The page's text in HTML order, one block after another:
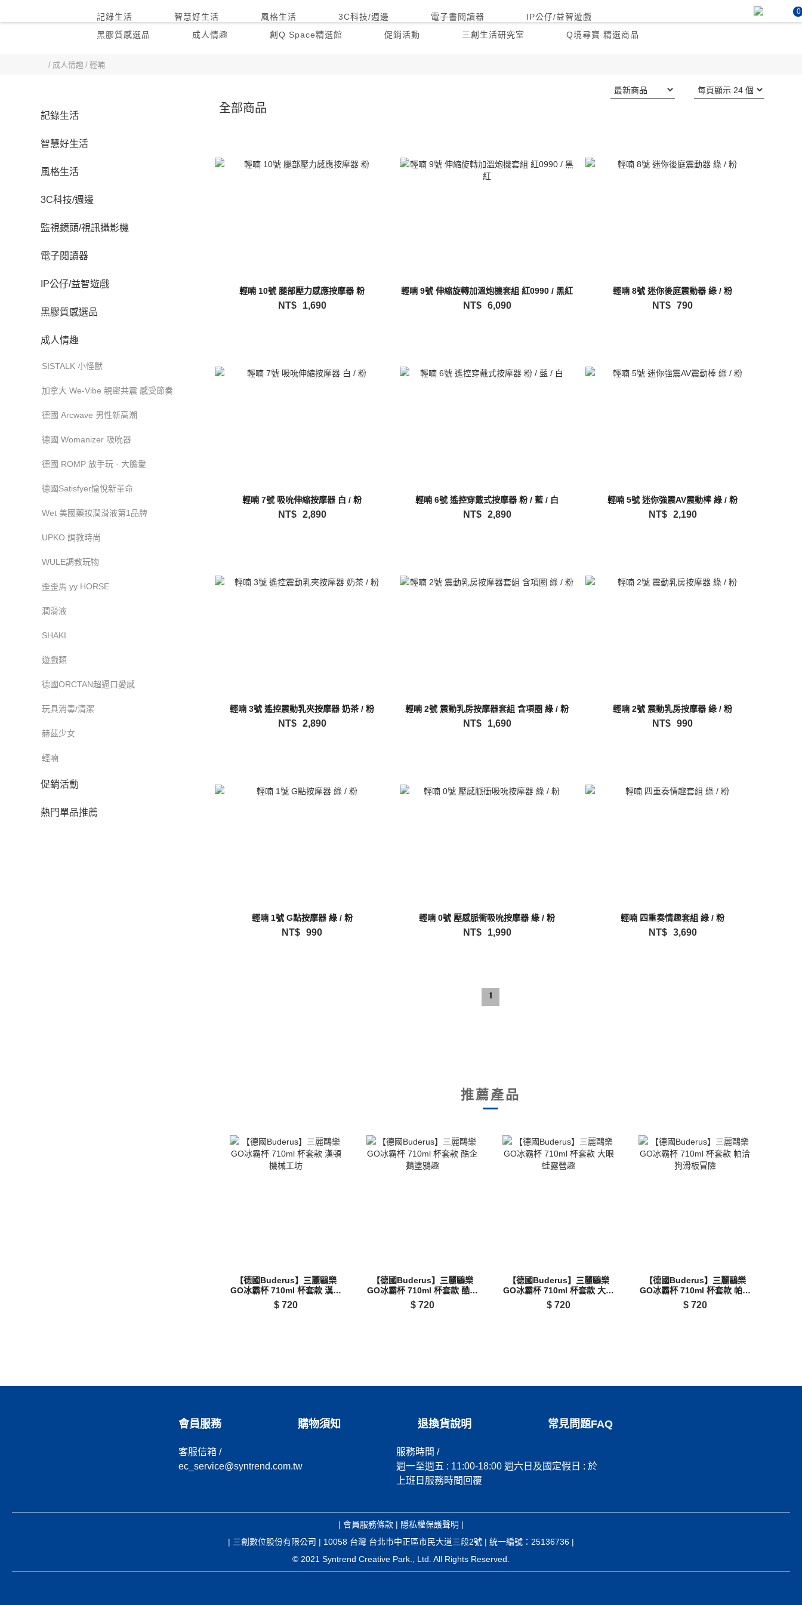
0
記錄生活 智慧好生活 風格生活 3C科技/週邊 電子書閱讀器
IP公仔/益智遊戲
黑膠質感選品
成人情趣 創Q Space精選館 促銷活動 三創生活研究室 Q境尋寶 精選商品
成人情趣 輕喃
記錄生活
智慧好生活
風格生活
3C科技/週邊
監視鏡頭/視訊攝影機
電子閱讀器
IP公仔/益智遊戲
黑膠質感選品
成人情趣
SISTALK 小怪獸
加拿大 We-Vibe 親密共震 感受節奏
德國 Arcwave 男性新高潮
德國 Womanizer 吸吮器
德國 ROMP 放手玩 · 大膽愛
德國Satisfyer愉悅新革命
Wet 美國藥妝潤滑液第1品牌
UPKO 調教時尚
WULE調教玩物
歪歪馬 yy HORSE
潤滑液
SHAKI
遊戲類
德國ORCTAN超逼口愛感
玩具消毒/清潔
赫茲少女
輕喃
促銷活動
熱門單品推薦
全部商品
輕喃 10號 腿部壓力感應按摩器 粉
NT$ 1,690
輕喃 9號 伸縮旋轉加溫炮機套組 紅0990 / 黑紅
NT$ 6,090
輕喃 8號 迷你後庭震動器 綠 / 粉
NT$ 790
輕喃 7號 吸吮伸縮按摩器 白 / 粉
NT$ 2,890
輕喃 6號 遙控穿戴式按摩器 粉 / 藍 / 白
NT$ 2,890
輕喃 5號 迷你強震AV震動棒 綠 / 粉
NT$ 2,190
輕喃 3號 遙控震動乳夾按摩器 奶茶 / 粉
NT$ 2,890
輕喃 2號 震動乳房按摩器套組 含項圈 綠 / 粉
NT$ 1,690
輕喃 2號 震動乳房按摩器 綠 / 粉
NT$ 990
輕喃 1號 G點按摩器 綠 / 粉
NT$ 990
輕喃 0號 壓感脈衝吸吮按摩器 綠 / 粉
NT$ 1,990
輕喃 四重奏情趣套組 綠 / 粉
NT$ 3,690
1
推薦產品
【德國Buderus】三麗鷗樂
GO冰霸杯 710ml 杯套款 漢頓
機械工坊
$720
【德國Buderus】三麗鷗樂
GO冰霸杯 710ml 杯套款 酷企
鵝塗鴉趣
$ 720
【德國Buderus】三麗鷗樂
GO冰霸杯 710ml 杯套款 大眼
蛙露營趣
$720
【德國Buderus】三麗鷗樂
GO冰霸杯 710ml 杯套款 帕洽
狗滑板冒險
$ 720
會員服務 購物須知 退換貨說明 常見問題FAQ
客服信箱 /
ec_service@syntrend.com.tw
服務時間 /
週一至週五 : 11:00-18:00 週六日及國定假日 : 於
上班日服務時間回覆
| 會員服務條款 | 隱私權保護聲明 |
| 三創數位股份有限公司 | 10058 台灣 台北市中正區市民大道三段2號 | 統一編號：25136736 |
© 2021 Syntrend Creative Park., Ltd. All Rights Reserved.